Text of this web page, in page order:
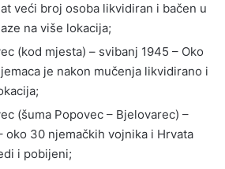
veći broj osoba likvidiran i bačen u
na više lokacija;
(kod mjesta) – svibanj 1945 – Oko
je nakon mučenja likvidirano i
(šuma Popovec – Bjelovarec) –
oko 30 njemačkih vojnika i Hrvata
i pobijeni;